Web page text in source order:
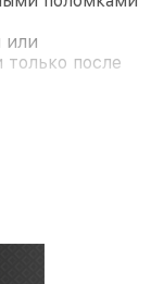
или
только после
В случае